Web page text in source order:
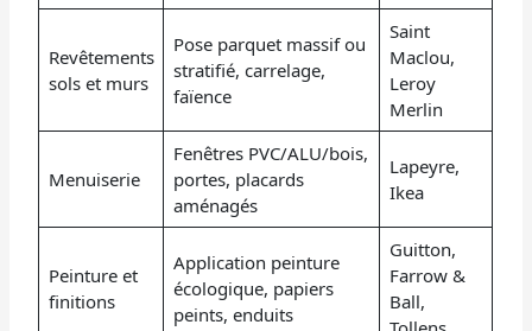
Revêtements
sols et murs
Pose parquet massif ou
stratifié, carrelage,
faïence
Saint
Maclou,
Leroy
Merlin
Menuiserie
Fenêtres PVC/ALU/bois,
portes, placards
aménagés
Lapeyre,
Ikea
Peinture et
finitions
Application peinture
écologique, papiers
peints, enduits
Guitton,
Farrow &
Ball,